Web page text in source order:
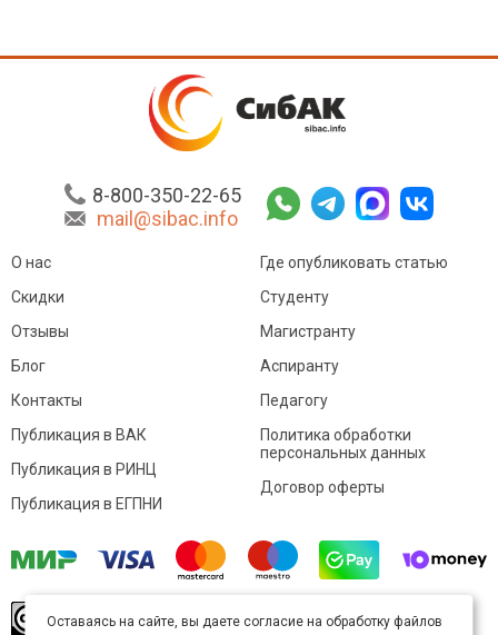
8-800-350-22-65
mail@sibac.info
О нас
Скидки
Отзывы
Блог
Контакты
Где опубликовать статью
Студенту
Магистранту
Аспиранту
Педагогу
Публикация в ВАК
Публикация в РИНЦ
Публикация в ЕГПНИ
Политика обработки
персональных данных
Договор оферты
произведение доступно полицензии Creative
Оставаясь на сайте, вы даете согласие на обработку файлов